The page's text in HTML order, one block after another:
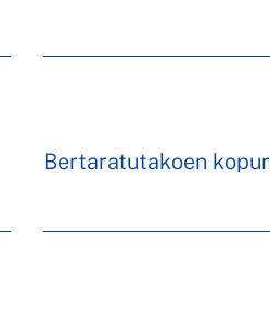
Bertaratutakoen